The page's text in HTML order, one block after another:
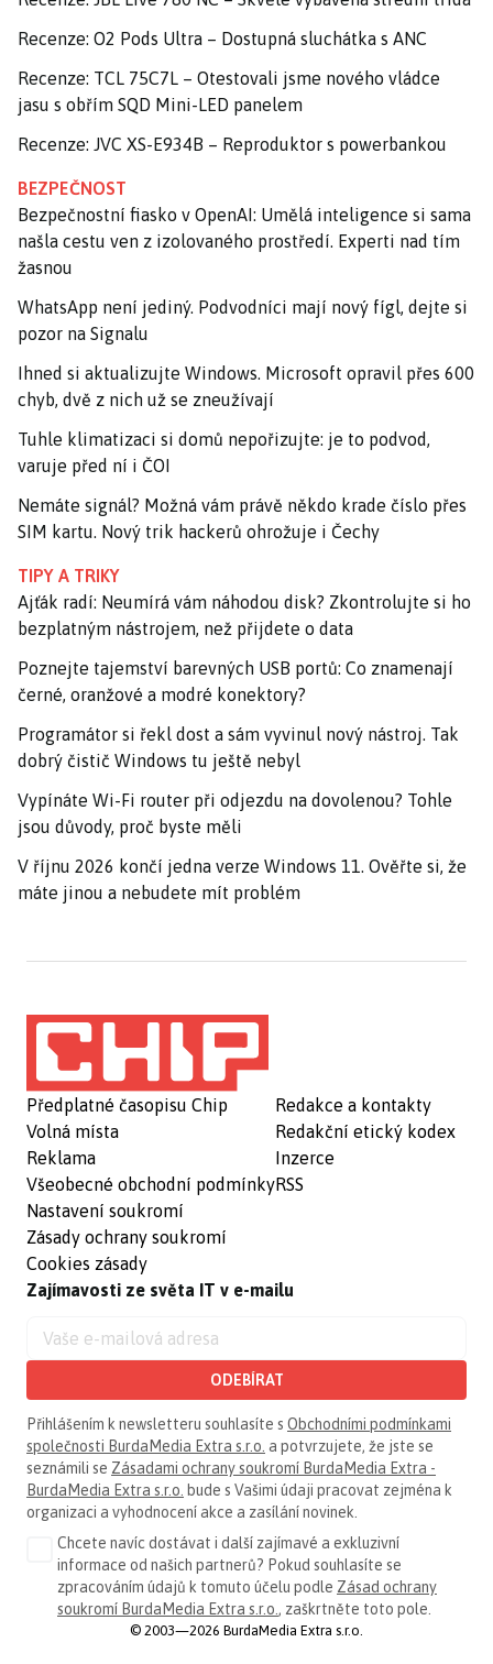
Recenze: O2 Pods Ultra – Dostupná sluchátka s ANC
Recenze: TCL 75C7L – Otestovali jsme nového vládce
jasu s obřím SQD Mini-LED panelem
Recenze: JVC XS-E934B – Reproduktor s powerbankou
BEZPEČNOST
Bezpečnostní fiasko v OpenAI: Umělá inteligence si sama
našla cestu ven z izolovaného prostředí. Experti nad tím
žasnou
WhatsApp není jediný. Podvodníci mají nový fígl, dejte si
pozor na Signalu
Ihned si aktualizujte Windows. Microsoft opravil přes 600
chyb, dvě z nich už se zneužívají
Tuhle klimatizaci si domů nepořizujte: je to podvod,
varuje před ní i ČOI
Nemáte signál? Možná vám právě někdo krade číslo přes
SIM kartu. Nový trik hackerů ohrožuje i Čechy
TIPY A TRIKY
Ajťák radí: Neumírá vám náhodou disk? Zkontrolujte si ho
bezplatným nástrojem, než přijdete o data
Poznejte tajemství barevných USB portů: Co znamenají
černé, oranžové a modré konektory?
Programátor si řekl dost a sám vyvinul nový nástroj. Tak
dobrý čistič Windows tu ještě nebyl
Vypínáte Wi-Fi router při odjezdu na dovolenou? Tohle
jsou důvody, proč byste měli
V říjnu 2026 končí jedna verze Windows 11. Ověřte si, že
máte jinou a nebudete mít problém
Předplatné časopisu Chip
Volná místa
Reklama
Všeobecné obchodní podmínky
Nastavení soukromí
Zásady ochrany soukromí
Cookies zásady
Redakce a kontakty
Redakční etický kodex
Inzerce
RSS
Zajímavosti ze světa IT v e-mailu
ODEBÍRAT
Přihlášením k newsletteru souhlasíte s Obchodními podmínkami
společnosti BurdaMedia Extra s.r.o. a potvrzujete, že jste se
seznámili se Zásadami ochrany soukromí BurdaMedia Extra -
BurdaMedia Extra s.r.o. bude s Vašimi údaji pracovat zejména k
organizaci a vyhodnocení akce a zasílání novinek.
Chcete navíc dostávat i další zajímavé a exkluzivní
informace od našich partnerů? Pokud souhlasíte se
zpracováním údajů k tomuto účelu podle Zásad ochrany
soukromí BurdaMedia Extra s.r.o. , zaškrtněte toto pole.
© 2003—2026 BurdaMedia Extra s.r.o.